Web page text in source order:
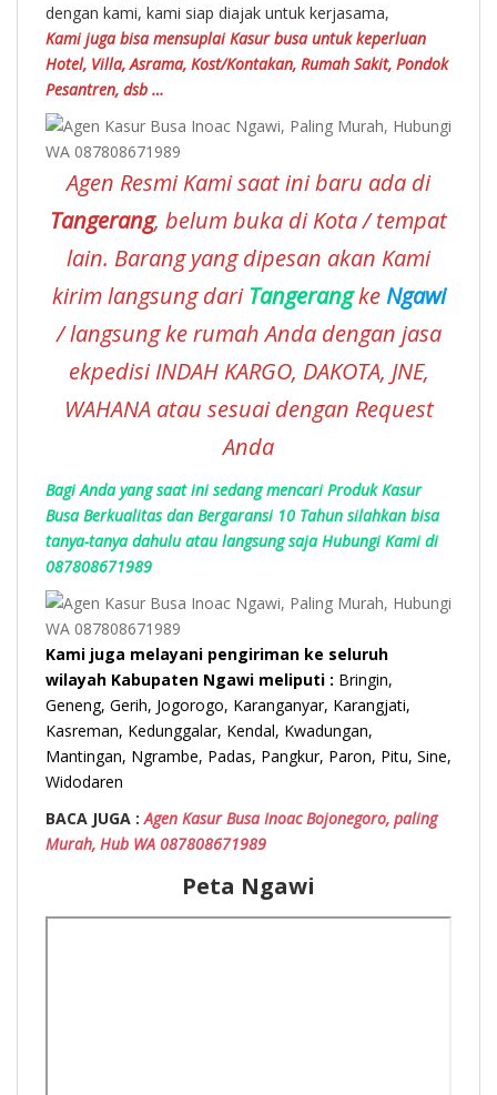
dengan kami, kami siap diajak untuk kerjasama,
Kami juga bisa mensuplai Kasur busa untuk keperluan
Hotel, Villa, Asrama, Kost/Kontakan, Rumah Sakit, Pondok
Pesantren, dsb …
Agen Resmi Kami saat ini baru ada di
Tangerang, belum buka di Kota / tempat
lain. Barang yang dipesan akan Kami
kirim langsung dariTangerangkeNgawi
/ langsung ke rumah Anda dengan jasa
ekpedisi INDAH KARGO, DAKOTA, JNE,
WAHANA atau sesuai dengan Request
Anda
Bagi Anda yang saat ini sedang mencari Produk Kasur
Busa Berkualitas dan Bergaransi 10 Tahun silahkan bisa
tanya-tanya dahulu atau langsung saja Hubungi Kami di
087808671989
Kami juga melayani pengiriman ke seluruh
wilayah Kabupaten Ngawi meliputi : Bringin,
Geneng, Gerih, Jogorogo, Karanganyar, Karangjati,
Kasreman, Kedunggalar, Kendal, Kwadungan,
Mantingan, Ngrambe, Padas, Pangkur, Paron, Pitu, Sine,
Widodaren
BACA JUGA : Agen Kasur Busa Inoac Bojonegoro, paling
Murah, Hub WA 087808671989
Peta Ngawi